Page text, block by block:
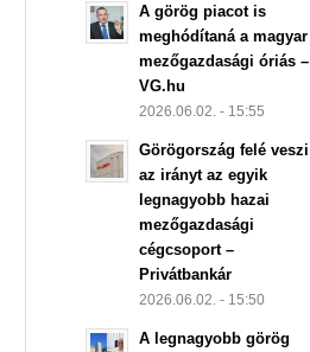
A görög piacot is
meghódítaná a magyar
mezőgazdasági óriás –
VG.hu
2026.06.02. - 15:55
Görögország felé veszi
az irányt az egyik
legnagyobb hazai
mezőgazdasági
cégcsoport –
Privátbankár
2026.06.02. - 15:50
A legnagyobb görög